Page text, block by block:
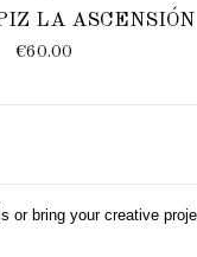
LA ASCENSIÓN
€60.00
or bring your creative